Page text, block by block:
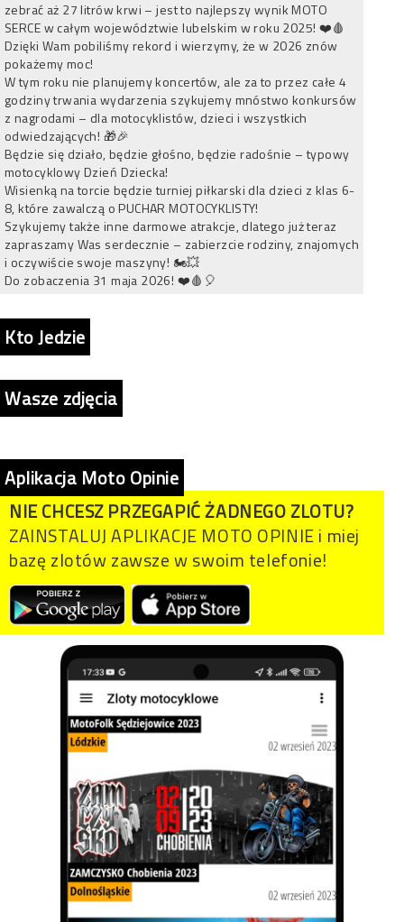
zebrać aż 27 litrów krwi – jest to najlepszy wynik MOTO
SERCE w całym województwie lubelskim w roku 2025! ❤️🩸
Dzięki Wam pobiliśmy rekord i wierzymy, że w 2026 znów
pokażemy moc!
W tym roku nie planujemy koncertów, ale za to przez całe 4
godziny trwania wydarzenia szykujemy mnóstwo konkursów
z nagrodami – dla motocyklistów, dzieci i wszystkich
odwiedzających! 🎁🎉
Będzie się działo, będzie głośno, będzie radośnie – typowy
motocyklowy Dzień Dziecka!
Wisienką na torcie będzie turniej piłkarski dla dzieci z klas 6-
8, które zawalczą o PUCHAR MOTOCYKLISTY!
Szykujemy także inne darmowe atrakcje, dlatego już teraz
zapraszamy Was serdecznie – zabierzcie rodziny, znajomych
i oczywiście swoje maszyny! 🏍💥
Do zobaczenia 31 maja 2026! ❤️🩸🎈
Kto Jedzie
Wasze zdjęcia
Aplikacja Moto Opinie
NIE CHCESZ PRZEGAPIĆ ŻADNEGO ZLOTU?
ZAINSTALUJ APLIKACJE MOTO OPINIE i miej
bazę zlotów zawsze w swoim telefonie!